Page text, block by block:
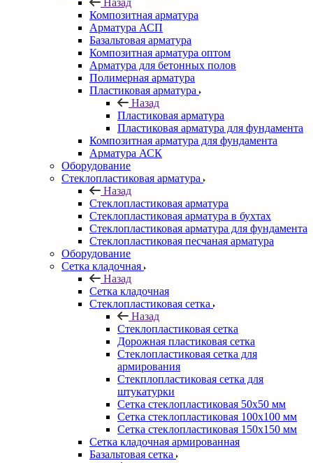
Назад
Композитная арматура
Арматура АСП
Базальтовая арматура
Композитная арматура оптом
Арматура для бетонных полов
Полимерная арматура
Пластиковая арматура
Назад
Пластиковая арматура
Пластиковая арматура для фундамента
Композитная арматура для фундамента
Арматура АСК
Оборудование
Cтеклопластиковая арматура
Назад
Cтеклопластиковая арматура
Стеклопластиковая арматура в бухтах
Стеклопластиковая арматура для фундамента
Стеклопластиковая песчаная арматура
Оборудование
Сетка кладочная
Назад
Сетка кладочная
Стеклопластиковая сетка
Назад
Стеклопластиковая сетка
Дорожная пластиковая сетка
Стеклопластиковая сетка для
армирования
Стекплопластиковая сетка для
штукатурки
Сетка стеклопластиковая 50x50 мм
Сетка стеклопластиковая 100x100 мм
Сетка стеклопластиковая 150x150 мм
Сетка кладочная армированная
Базальтовая сетка